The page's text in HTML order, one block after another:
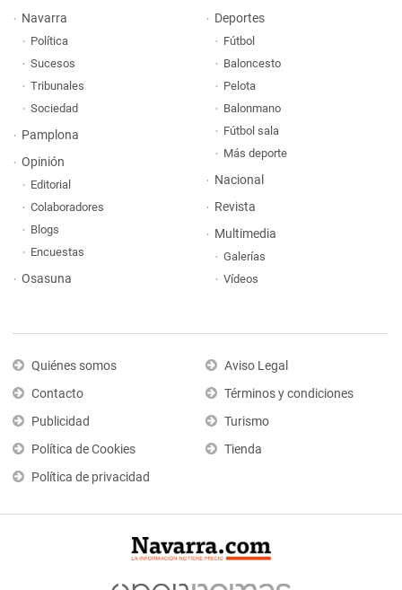
Navarra
Política
Sucesos
Tribunales
Sociedad
Pamplona
Opinión
Editorial
Colaboradores
Blogs
Encuestas
Osasuna
Deportes
Fútbol
Baloncesto
Pelota
Balonmano
Fútbol sala
Más deporte
Nacional
Revista
Multimedia
Galerías
Vídeos
Quiénes somos
Contacto
Publicidad
Política de Cookies
Política de privacidad
Aviso Legal
Términos y condiciones
Turismo
Tienda